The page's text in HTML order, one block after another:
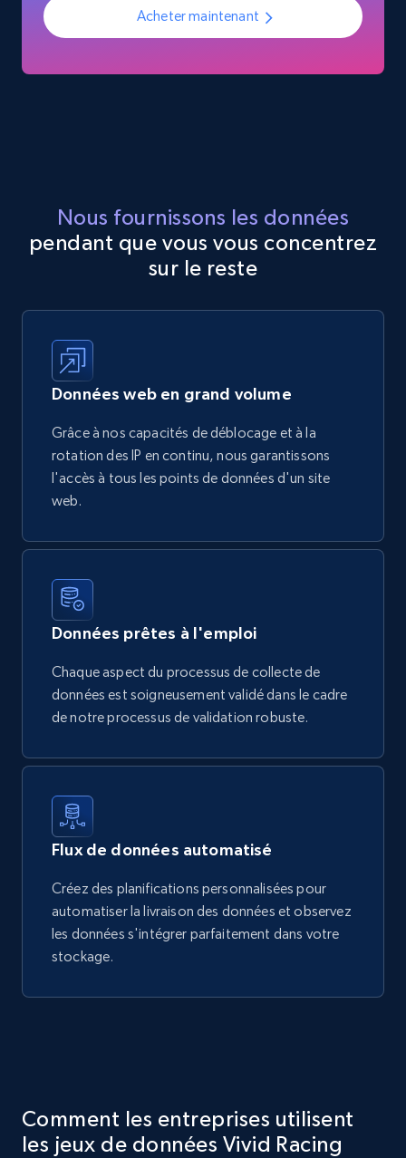
Acheter maintenant
Nous fournissons les données
pendant que vous vous concentrez
sur le reste
Données web en grand volume
Grâce à nos capacités de déblocage et à la
rotation des IP en continu, nous garantissons
l'accès à tous les points de données d'un site
web.
Données prêtes à l'emploi
Chaque aspect du processus de collecte de
données est soigneusement validé dans le cadre
de notre processus de validation robuste.
Flux de données automatisé
Créez des planifications personnalisées pour
automatiser la livraison des données et observez
les données s'intégrer parfaitement dans votre
stockage.
Comment les entreprises utilisent
les jeux de données Vivid Racing